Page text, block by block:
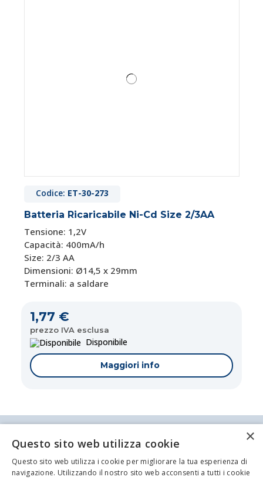
Codice: ET-30-273
Batteria Ricaricabile Ni-Cd Size 2/3AA
Tensione: 1,2V
Capacità: 400mA/h
Size: 2/3 AA
Dimensioni: Ø14,5 x 29mm
Terminali: a saldare
1,77 €
prezzo IVA esclusa
Disponibile
Maggiori info
Antei & Paolucci S.r.l. Via Bologna, 70 A-B-C-D La
Spezia
P.IVA/C.F. 00209350115 Capitale sociale: €
84.500,00 Azienda iscritta al registro delle imprese
di La Spezia con il numero REA 62679
×
Questo sito web utilizza cookie
Questo sito web utilizza i cookie per migliorare la tua esperienza di
navigazione. Utilizzando il nostro sito web acconsenti a tutti i cookie